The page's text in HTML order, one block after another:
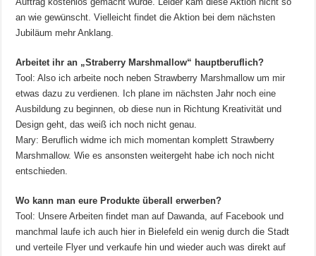
an wie gewünscht. Vielleicht findet die Aktion bei dem nächsten
Jubiläum mehr Anklang.
Arbeitet ihr an „Straberry Marshmallow“ hauptberuflich?
Tool: Also ich arbeite noch neben Strawberry Marshmallow um mir
etwas dazu zu verdienen. Ich plane im nächsten Jahr noch eine
Ausbildung zu beginnen, ob diese nun in Richtung Kreativität und
Design geht, das weiß ich noch nicht genau.
Mary: Beruflich widme ich mich momentan komplett Strawberry
Marshmallow. Wie es ansonsten weitergeht habe ich noch nicht
entschieden.
Wo kann man eure Produkte überall erwerben?
Tool: Unsere Arbeiten findet man auf Dawanda, auf Facebook und
manchmal laufe ich auch hier in Bielefeld ein wenig durch die Stadt
und verteile Flyer und verkaufe hin und wieder auch was direkt auf